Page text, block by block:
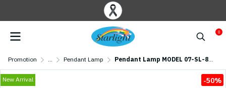
0
Promotion ... Pendant Lamp Pendant Lamp MODEL 07-SL-8541-6 AMBER (E14x6) Amber
New Arrival -50%